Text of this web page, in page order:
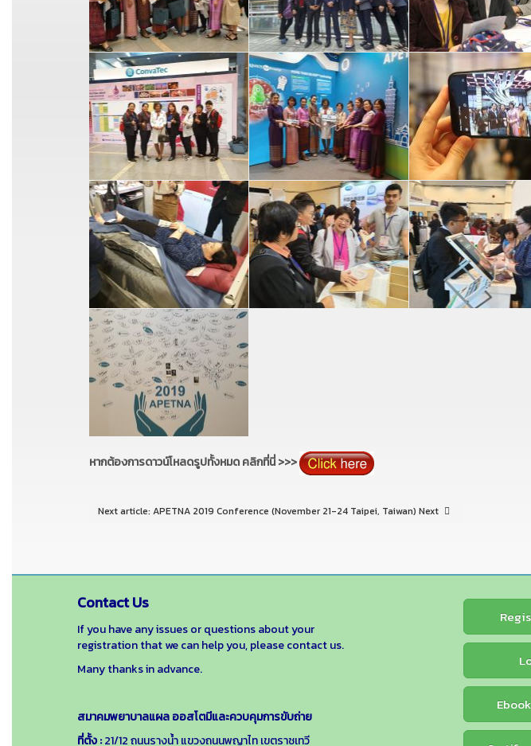
หากต้องการดาวน์โหลดรูปทั้งหมด คลิกที่นี่ >>>
Next article: APETNA 2019 Conference (November 21-24 Taipei, Taiwan) Next
Contact Us
If you have any issues or questions about your
registration that we can help you, please contact us.
Many thanks in advance.
สมาคมพยาบาลแผล ออสโตมีและควบคุมการขับถ่าย
ที่ตั้ง :21/12 ถนนรางน้ำ แขวงถนนพญาไท เขตราชเทวี